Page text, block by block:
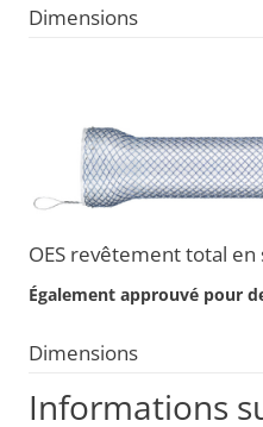
Dimensions
OES revêtement total en
Également approuvé pour
Dimensions
Informations